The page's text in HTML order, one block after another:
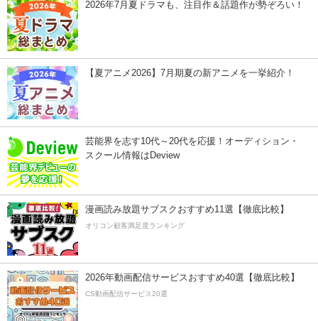
2026年7月夏ドラマも、注目作＆話題作が勢ぞろい！
【夏アニメ2026】7月期夏の新アニメを一挙紹介！
芸能界を志す10代～20代を応援！オーディション・
スクール情報はDeview
漫画読み放題サブスクおすすめ11選【徹底比較】
オリコン顧客満足度ランキング
2026年動画配信サービスおすすめ40選【徹底比較】
CS動画配信サービス20選